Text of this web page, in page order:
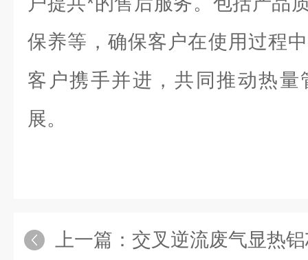
保养等，确保客户在使用过程
客户携手并进，共同推动热
展。
上一篇： 交叉逆流废气显热铝